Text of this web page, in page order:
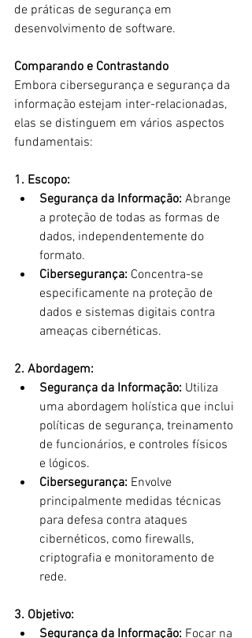
de práticas de segurança em
desenvolvimento de software.
Comparando e Contrastando
Embora cibersegurança e segurança da
informação estejam inter-relacionadas,
elas se distinguem em vários aspectos
fundamentais:
1. Escopo:
Segurança da Informação: Abrange
a proteção de todas as formas de
dados, independentemente do
formato.
Cibersegurança: Concentra-se
especificamente na proteção de
dados e sistemas digitais contra
ameaças cibernéticas.
2. Abordagem:
Segurança da Informação: Utiliza
uma abordagem holística que inclui
políticas de segurança, treinamento
de funcionários, e controles físicos
e lógicos.
Cibersegurança: Envolve
principalmente medidas técnicas
para defesa contra ataques
cibernéticos, como firewalls,
criptografia e monitoramento de
rede.
3. Objetivo:
Segurança da Informação: Focar na